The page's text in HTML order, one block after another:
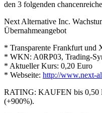
den 3 folgenden
Next Alternative Inc.
Übernahmeangebot
* Transparente Frankfurt und
* WKN: A0RP03, Trading-
* Aktueller Kurs: 0,20 Euro
* Webseite: http://www.next-
RATING: KAUFEN bis 0,50
(+900%).